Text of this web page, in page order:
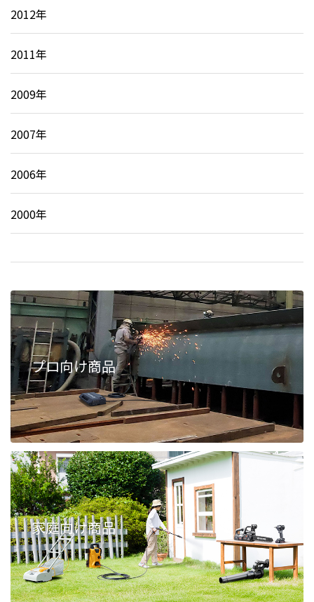
2012年
2011年
2009年
2007年
2006年
2000年
プロ向け商品
家庭向け商品